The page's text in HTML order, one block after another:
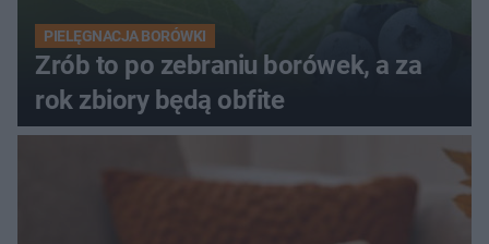
PIELĘGNACJA BORÓWKI
Zrób to po zebraniu borówek, a za
rok zbiory będą obfite